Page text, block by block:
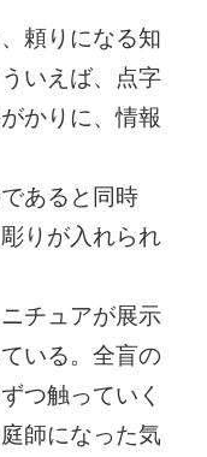
頼りになる知
いえば、点字
かりに、情報
あると同時
りが入れられ
チュアが展示
いる。全盲の
つ触っていく
師になった気